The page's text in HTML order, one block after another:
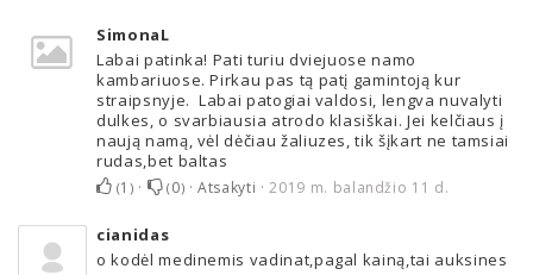
SimonaL
Labai patinka! Pati turiu dviejuose namo
kambariuose. Pirkau pas tą patį gamintoją kur
straipsnyje. Labai patogiai valdosi, lengva nuvalyti
dulkes, o svarbiausia atrodo klasiškai. Jei kelčiaus į
naują namą, vėl dėčiau žaliuzes, tik šįkart ne tamsiai
rudas,bet baltas
(1 ) · (0) ·Atsakyti ·2019 m. balandžio 11 d.
cianidas
o kodėl medinemis vadinat,pagal kainą,tai auksines